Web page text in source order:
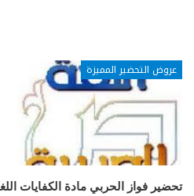
عروض التحضير المميزة